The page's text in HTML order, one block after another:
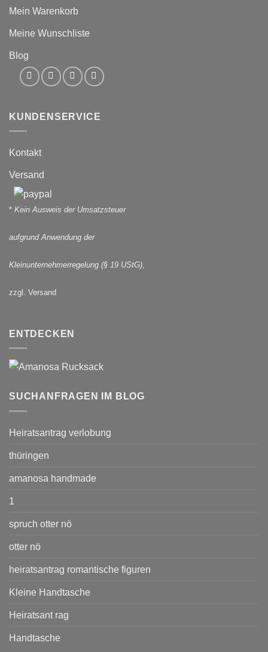
Mein Warenkorb
Meine Wunschliste
Blog
KUNDENSERVICE
Kontakt
Versand
* Kein Ausweis der Umsatzsteuer
aufgrund Anwendung der
Kleinunternehmerregelung (§ 19 UStG)
zzgl. Versand
ENTDECKEN
SUCHANFRAGEN IM BLOG
Heiratsantrag verlobung
thüringen
amanosa handmade
1
spruch otter nö
otter nö
heiratsantrag romantische figuren
Kleine Handtasche
Heiratsant rag
Handtasche